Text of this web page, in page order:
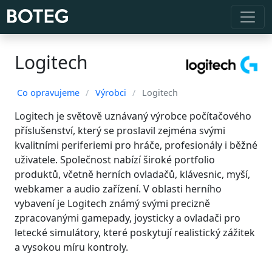
Logitech
Co opravujeme / Výrobci / Logitech
Logitech je světově uznávaný výrobce počítačového
příslušenství, který se proslavil zejména svými
kvalitními periferiemi pro hráče, profesionály i běžné
uživatele. Společnost nabízí široké portfolio
produktů, včetně herních ovladačů, klávesnic, myší,
webkamer a audio zařízení. V oblasti herního
vybavení je Logitech známý svými precizně
zpracovanými gamepady, joysticky a ovladači pro
letecké simulátory, které poskytují realistický zážitek
a vysokou míru kontroly.